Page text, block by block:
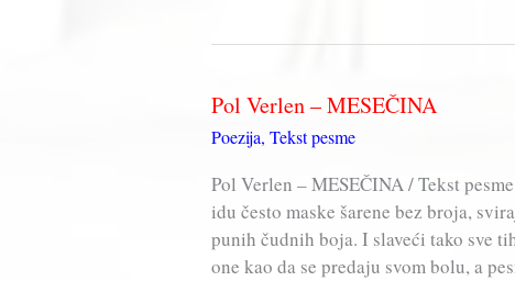
Pol Verlen – MESEČINA
Poezija, Tekst pesme
Pol Verlen – MESEČINA / Tekst
idu često maske šarene bez broja,
punih čudnih boja. I slaveći tako sve
one kao da se predaju svom bolu, a